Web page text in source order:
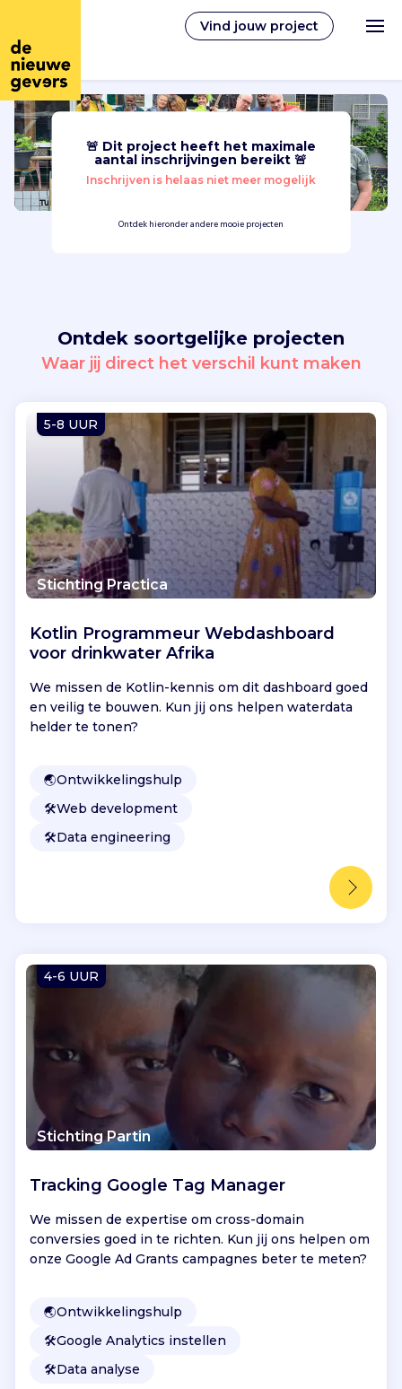
Vind jouw project
Nederlands
Vrijwilligerswerk
Vind jouw project
Inloggen
🚨 Dit project heeft het maximale
aantal inschrijvingen bereikt 🚨
Inschrijven is helaas niet meer mogelijk
Ontdek hieronder andere mooie projecten
Ontdek soortgelijke projecten
Waar jij direct het verschil kunt maken
5-8 UUR
Stichting Practica
Kotlin Programmeur Webdashboard
voor drinkwater Afrika
We missen de Kotlin-kennis om dit dashboard goed
en veilig te bouwen. Kun jij ons helpen waterdata
helder te tonen?
🌏Ontwikkelingshulp
🛠️Web development
🛠️Data engineering
4-6 UUR
Stichting Partin
Tracking Google Tag Manager
We missen de expertise om cross-domain
conversies goed in te richten. Kun jij ons helpen om
onze Google Ad Grants campagnes beter te meten?
🌏Ontwikkelingshulp
🛠️Google Analytics instellen
🛠️Data analyse